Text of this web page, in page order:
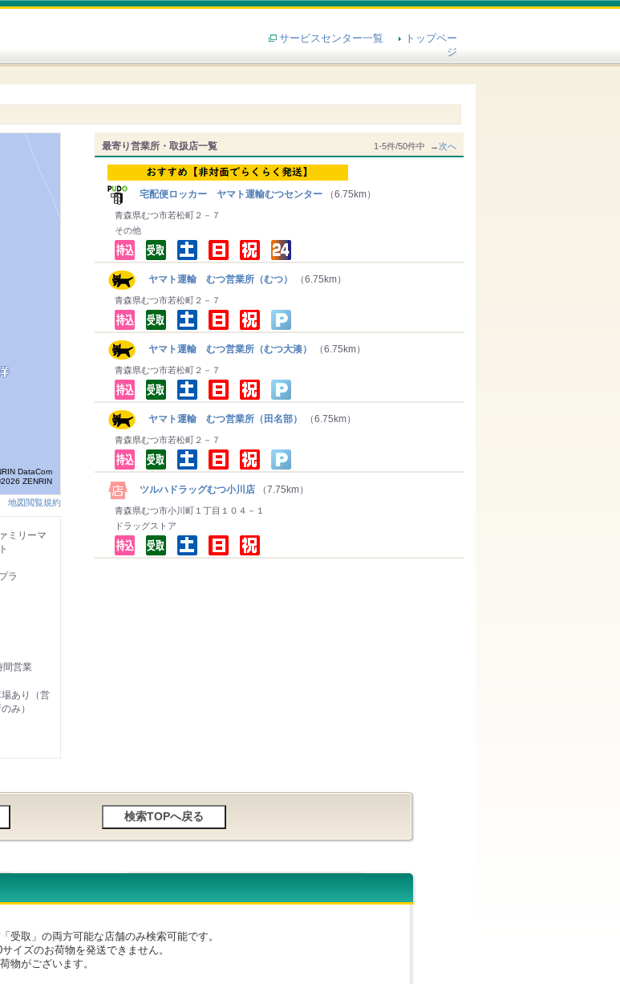
サービスセンター一覧
トップペー
ジ
最寄り営業所・取扱店一覧 1-5件/50件中 →次へ
宅配便ロッカー ヤマト運輸むつセンター （6.75km）
青森県むつ市若松町２－７
その他
ヤマト運輸 むつ営業所（むつ） （6.75km）
青森県むつ市若松町２－７
ヤマト運輸 むつ営業所（むつ大湊） （6.75km）
青森県むつ市若松町２－７
ヤマト運輸 むつ営業所（田名部） （6.75km）
青森県むつ市若松町２－７
ツルハドラッグむつ小川店 （7.75km）
青森県むつ市小川町１丁目１０４－１
ドラッグストア
DataCom
ZENRIN
地図閲覧規約
ミリーマ
ラ
間営業
あり（営
み）
取」の両方可能な店舗のみ検索可能です。
ズのお荷物を発送できません。
がございます。